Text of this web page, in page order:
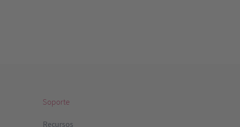
Soporte
Recursos